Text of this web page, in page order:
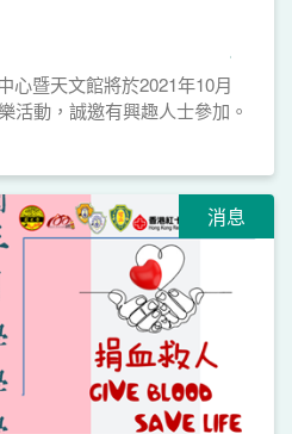
心暨天文館將於2021年10月
活動，誠邀有興趣人士參加。
消息